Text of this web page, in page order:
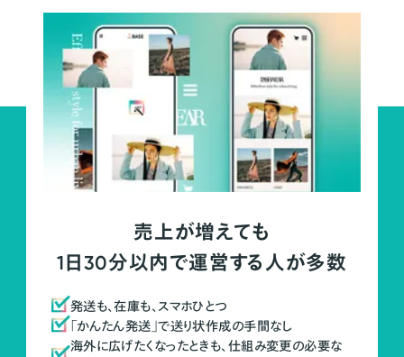
売上が増えても
1日30分以内で運営する人が多数
発送も、在庫も、スマホひとつ
「かんたん発送」で送り状作成の手間なし
海外に広げたくなったときも、仕組み変更の必要な